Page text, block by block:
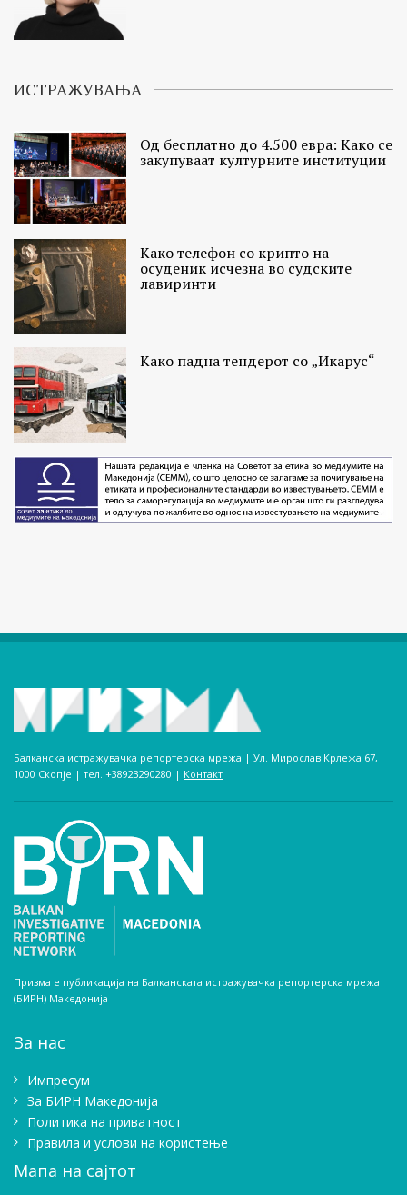
ИСТРАЖУВАЊА
Од бесплатно до 4.500 евра: Како се
закупуваат културните институции
Како телефон со крипто на
осуденик исчезна во судските
лавиринти
Како падна тендерот со „Икарус“
Балканска истражувачка репортерска мрежа | Ул. Мирослав Крлежа 67,
1000 Скопје | тел. +38923290280­ | Контакт
Призма е публикација на Балканската истражувачка репортерска мрежа
(БИРН) Македонија
За нас
Импресум
Зa БИРН Македонија
Политика на приватност
Правила и услови на користење
Мапа на сајтот